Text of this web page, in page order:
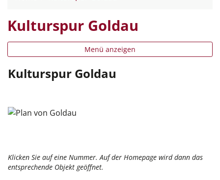
Kulturspur Goldau
Menü anzeigen
Kulturspur Goldau
Klicken Sie auf eine Nummer. Auf der Homepage wird dann das
entsprechende Objekt geöffnet.